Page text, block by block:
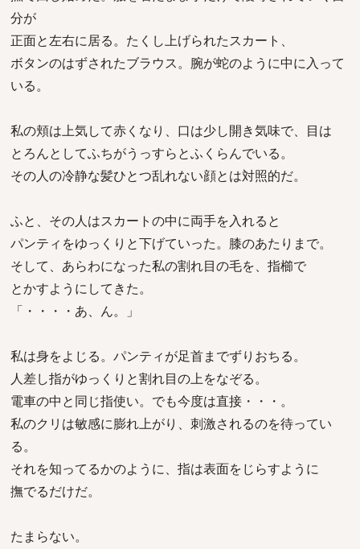
分が
正面と左右に居る。たくし上げられたスカート、
ボタンのはずされたブラウス。腕が蛇のように中に入って
いる。
私の頬は上気して赤くなり、口は少し開き気味で、目は
とろんとしてふちがうっすらとふくらんでいる。
その人の冷静な髪ひとつ乱れない顔とは対照的だ。
ふと、その人はスカートの中に両手を入れると
パンティをゆっくりと下げていった。膝のあたりまで。
そして、あらわになった私の割れ目の毛を、指櫛で
とかすようにしてきた。
「・・・・あ、ん。」
私は身をよじる。パンティが足首までずりおちる。
人差し指がゆっくりと割れ目の上をなぞる。
電車の中と同じ指使い。でも今度は直接・・・。
私のクリは敏感に膨れ上がり、刺激されるのを待ってい
る。
それを知ってるかのように、指は表面をじらすように
撫でるだけだ。
たまらない。